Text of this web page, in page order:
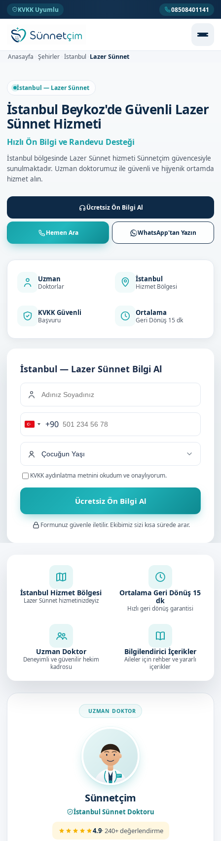
KVKK Uyumlu 08508401141
Anasayfa Şehirler İstanbul Lazer Sünnet
İstanbul — Lazer Sünnet
İstanbul Beykoz'de Güvenli Lazer
Sünnet Hizmeti
Hızlı Ön Bilgi ve Randevu Desteği
İstanbul bölgesinde Lazer Sünnet hizmeti Sünnetçim güvencesiyle
sunulmaktadır. Uzman doktorumuz ile güvenli ve hijyenik ortamda
hizmet alın.
Ücretsiz Ön Bilgi Al
Hemen Ara WhatsApp'tan Yazın
Uzman
Doktorlar
İstanbul
Hizmet Bölgesi
KVKK Güvenli
Başvuru
Ortalama
Geri Dönüş 15 dk
İstanbul — Lazer Sünnet Bilgi Al
Turkey
+90
+90
KVKK aydınlatma metnini okudum ve onaylıyorum.
Ücretsiz Ön Bilgi Al
Formunuz güvenle iletilir. Ekibimiz sizi kısa sürede arar.
İstanbul Hizmet Bölgesi
Lazer Sünnet hizmetinizdeyiz
Ortalama Geri Dönüş 15
dk
Hızlı geri dönüş garantisi
Uzman Doktor
Deneyimli ve güvenilir hekim
kadrosu
Bilgilendirici İçerikler
Aileler için rehber ve yararlı
içerikler
Doktorumuz
Sünnetçim
İstanbul Sünnet Doktoru
4.9· 240+ değerlendirme